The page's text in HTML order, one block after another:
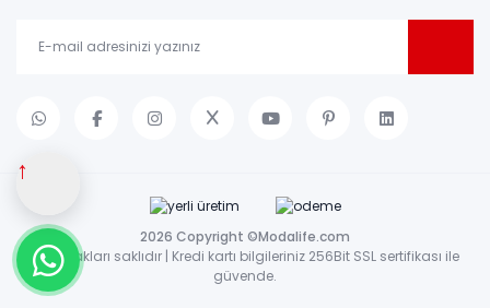
↑
2026 Copyright ©Modalife.com
Tüm hakları saklıdır | Kredi kartı bilgileriniz 256Bit SSL sertifikası ile
güvende.